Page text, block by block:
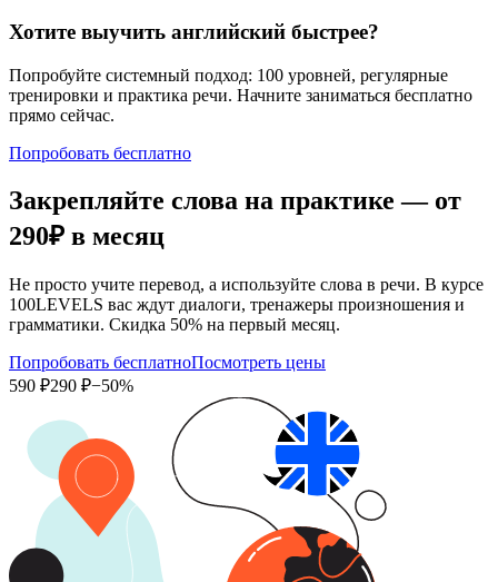
Хотите выучить английский быстрее?
Попробуйте системный подход: 100 уровней, регулярные
тренировки и практика речи. Начните заниматься бесплатно
прямо сейчас.
Попробовать бесплатно
Закрепляйте слова на практике — от
290₽ в месяц
Не просто учите перевод, а используйте слова в речи. В курсе
100LEVELS вас ждут диалоги, тренажеры произношения и
грамматики. Скидка 50% на первый месяц.
Попробовать бесплатноПосмотреть цены
590 ₽290 ₽−50%